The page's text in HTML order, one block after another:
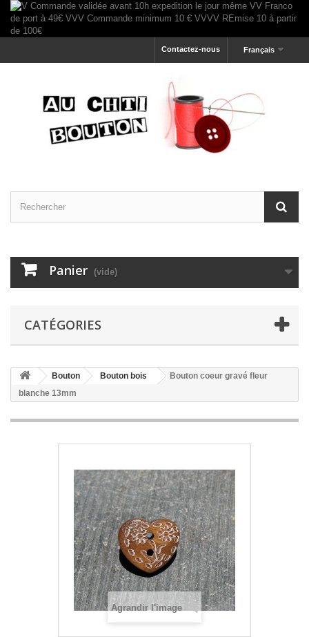
Français
Contactez-nous
Panier (vide)
CATÉGORIES
Bouton Bouton bois
Bouton coeur gravé fleur
blanche 13mm
Agrandir l'image